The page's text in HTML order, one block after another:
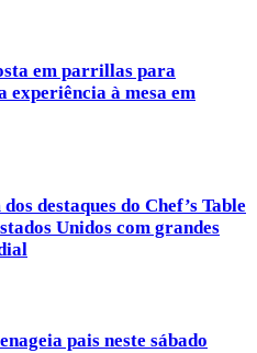
em parrillas para
à mesa em
destaques do Chef’s Table
Unidos com grandes
pais neste sábado